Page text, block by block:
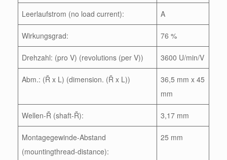
Leerlaufstrom (no load current): A
Wirkungsgrad: 76 %
Drehzahl: (pro V) (revolutions (per V)) 3600 U/min/V
Abm.: (Ř x L) (dimension. (Ř x L))
36,5 mm x 45
mm
Wellen-Ř (shaft-Ř): 3,17 mm
Montagegewinde-Abstand
(mountingthread-distance):
25 mm